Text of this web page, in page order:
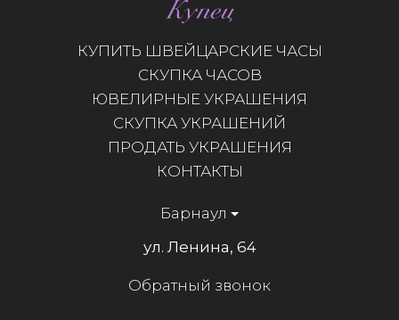
КУПИТЬ ШВЕЙЦАРСКИЕ ЧАСЫ
СКУПКА ЧАСОВ
ЮВЕЛИРНЫЕ УКРАШЕНИЯ
СКУПКА УКРАШЕНИЙ
ПРОДАТЬ УКРАШЕНИЯ
КОНТАКТЫ
Барнаул
ул. Ленина, 64
Обратный звонок